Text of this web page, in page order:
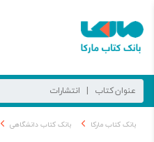
بانک کتاب مارکا بانک کتاب دانشگاهی